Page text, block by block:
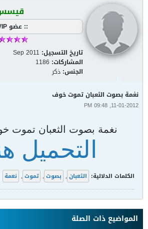
:: عضو VIP ::
تاريخ التسجيل: Sep 2011
المشاركات: 1186
الجنس: ذكر
نغمة بصوت الثعبان تموت خوف
11-01-2012, 09:48 PM
نغمة بصوت الثعبان تموت
التحميل
الكلمات الدلالية: الثعبان , بصوت , تموت , نعمة
المواضيع ذات الصلة